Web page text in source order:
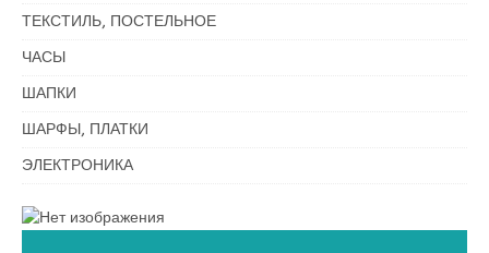
ТЕКСТИЛЬ, ПОСТЕЛЬНОЕ
ЧАСЫ
ШАПКИ
ШАРФЫ, ПЛАТКИ
ЭЛЕКТРОНИКА